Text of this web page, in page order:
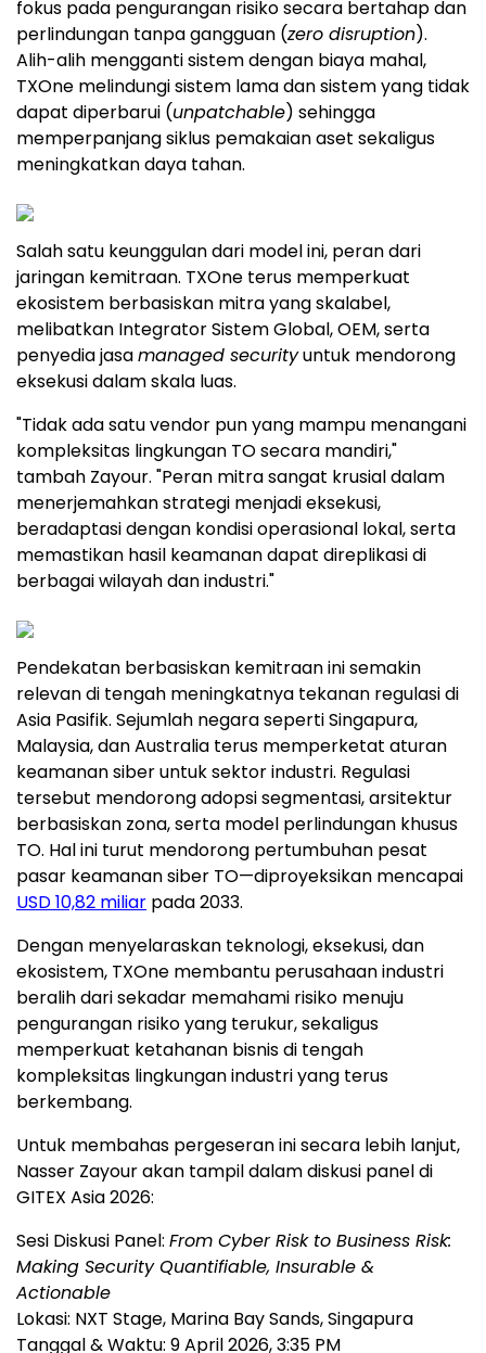
fokus pada pengurangan risiko secara bertahap dan
perlindungan tanpa gangguan (zero disruption).
Alih-alih mengganti sistem dengan biaya mahal,
TXOne melindungi sistem lama dan sistem yang tidak
dapat diperbarui (unpatchable) sehingga
memperpanjang siklus pemakaian aset sekaligus
meningkatkan daya tahan.
Salah satu keunggulan dari model ini, peran dari
jaringan kemitraan. TXOne terus memperkuat
ekosistem berbasiskan mitra yang skalabel,
melibatkan Integrator Sistem Global, OEM, serta
penyedia jasamanaged securityuntuk mendorong
eksekusi dalam skala luas.
"Tidak ada satu vendor pun yang mampu menangani
kompleksitas lingkungan TO secara mandiri,"
tambah Zayour. "Peran mitra sangat krusial dalam
menerjemahkan strategi menjadi eksekusi,
beradaptasi dengan kondisi operasional lokal, serta
memastikan hasil keamanan dapat direplikasi di
berbagai wilayah dan industri."
Pendekatan berbasiskan kemitraan ini semakin
relevan di tengah meningkatnya tekanan regulasi di
Asia Pasifik. Sejumlah negara seperti Singapura,
Malaysia, dan Australia terus memperketat aturan
keamanan siber untuk sektor industri. Regulasi
tersebut mendorong adopsi segmentasi, arsitektur
berbasiskan zona, serta model perlindungan khusus
TO. Hal ini turut mendorong pertumbuhan pesat
pasar keamanan siber TO—diproyeksikan mencapai
USD 10,82 miliar pada 2033.
Dengan menyelaraskan teknologi, eksekusi, dan
ekosistem, TXOne membantu perusahaan industri
beralih dari sekadar memahami risiko menuju
pengurangan risiko yang terukur, sekaligus
memperkuat ketahanan bisnis di tengah
kompleksitas lingkungan industri yang terus
berkembang.
Untuk membahas pergeseran ini secara lebih lanjut,
Nasser Zayour akan tampil dalam diskusi panel di
GITEX Asia 2026:
Sesi Diskusi Panel: From Cyber Risk to Business Risk:
Making Security Quantifiable, Insurable &
Actionable
Lokasi: NXT Stage, Marina Bay Sands, Singapura
Tanggal & Waktu: 9 April 2026, 3:35 PM